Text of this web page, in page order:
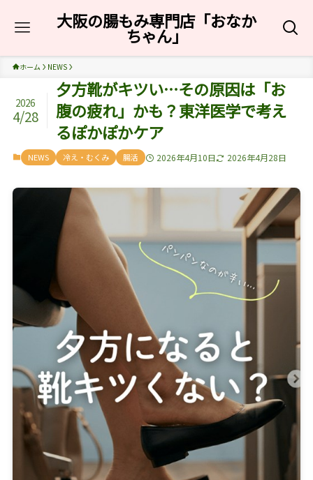
大阪の腸もみ専門店「おなか
ちゃん」
ホーム NEWS
夕方靴がキツい…その原因は「お
腹の疲れ」かも？東洋医学で考え
るぽかぽかケア
2026
4/28
NEWS 冷え・むくみ 腸活 2026年4月10日 2026年4月28日